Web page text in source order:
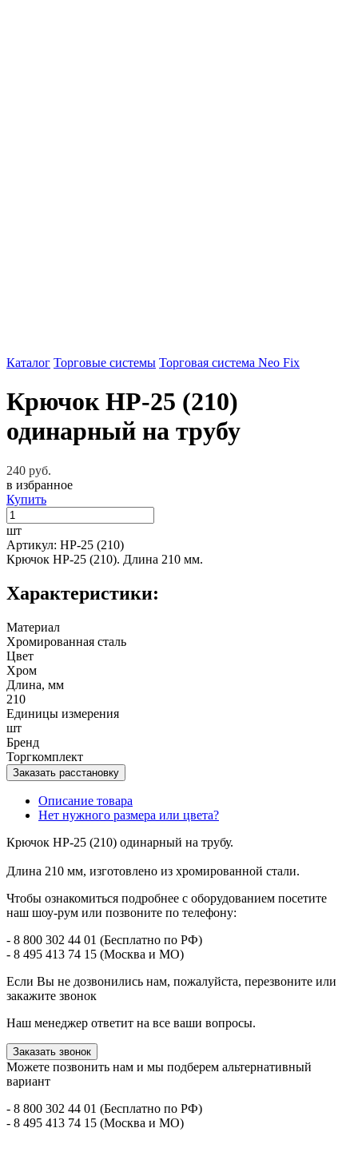
Каталог Торговые системы Торговая система Neo Fix
Крючок HP-25 (210)
одинарный на трубу
240 руб.
в избранное
Купить
шт
Артикул: HP-25 (210)
Крючок HP-25 (210). Длина 210 мм.
Характеристики:
Материал
Хромированная сталь
Цвет
Хром
Длина, мм
210
Единицы измерения
шт
Бренд
Торгкомплект
Заказать расстановку
Описание товара
Нет нужного размера или цвета?
Крючок HP-25 (210) одинарный на трубу.
Длина 210 мм, изготовлено из хромированной стали.
Чтобы ознакомиться подробнее с оборудованием посетите
наш шоу-рум или позвоните по телефону:
- 8 800 302 44 01 (Бесплатно по РФ)
- 8 495 413 74 15 (Москва и МО)
Если Вы не дозвонились нам, пожалуйста, перезвоните или
закажите звонок
Наш менеджер ответит на все ваши вопросы.
Заказать звонок
Можете позвонить нам и мы подберем альтернативный
вариант
- 8 800 302 44 01 (Бесплатно по РФ)
- 8 495 413 74 15 (Москва и МО)